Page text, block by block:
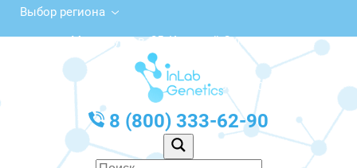
Выбор региона
ул. Металлургов, 25, Красный Сулин
с 10:00 до 20:00
График работы: Пн-Пт с 10:00 до 20:00
8 (800) 333-62-90